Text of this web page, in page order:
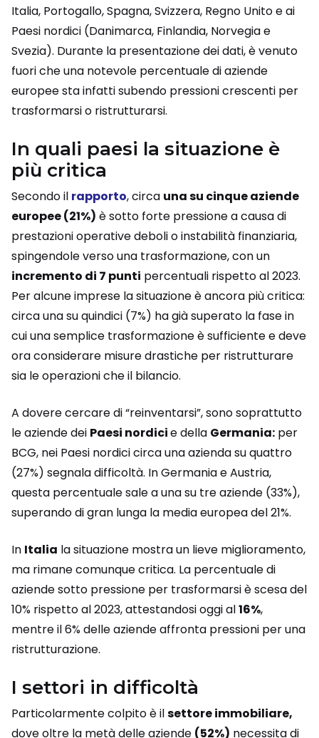
Italia, Portogallo, Spagna, Svizzera, Regno Unito e ai
Paesi nordici (Danimarca, Finlandia, Norvegia e
Svezia). Durante la presentazione dei dati, è venuto
fuori che una notevole percentuale di aziende
europee sta infatti subendo pressioni crescenti per
trasformarsi o ristrutturarsi.
In quali paesi la situazione è
più critica
Secondo il rapporto, circa una su cinque aziende
europee (21%) è sotto forte pressione a causa di
prestazioni operative deboli o instabilità finanziaria,
spingendole verso una trasformazione, con un
incremento di 7 punti percentuali rispetto al 2023.
Per alcune imprese la situazione è ancora più critica:
circa una su quindici (7%) ha già superato la fase in
cui una semplice trasformazione è sufficiente e deve
ora considerare misure drastiche per ristrutturare
sia le operazioni che il bilancio.
A dovere cercare di “reinventarsi”, sono soprattutto
le aziende dei Paesi nordicie della Germania: per
BCG, nei Paesi nordici circa una azienda su quattro
(27%) segnala difficoltà. In Germania e Austria,
questa percentuale sale a una su tre aziende (33%),
superando di gran lunga la media europea del 21%.
In Italia la situazione mostra un lieve miglioramento,
ma rimane comunque critica. La percentuale di
aziende sotto pressione per trasformarsi è scesa del
10% rispetto al 2023, attestandosi oggi al16%,
mentre il 6% delle aziende affronta pressioni per una
ristrutturazione.
I settori in difficoltà
Particolarmente colpito è ilsettore immobiliare,
dove oltre la metà delle aziende (52%) necessita di